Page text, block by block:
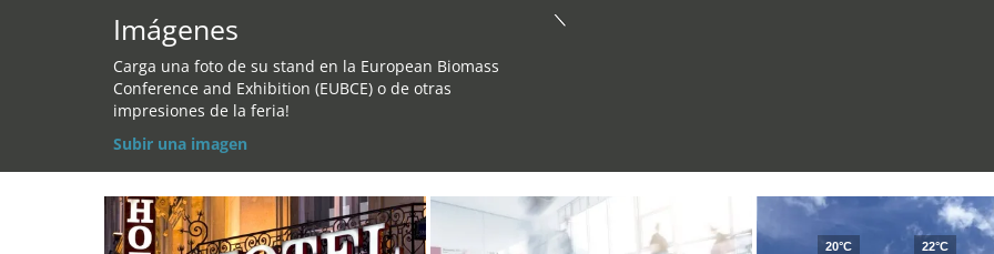
Imágenes
Carga una foto de su stand en la European Biomass
Conference and Exhibition (EUBCE) o de otras
impresiones de la feria!
Subir una imagen
20°C
22°C